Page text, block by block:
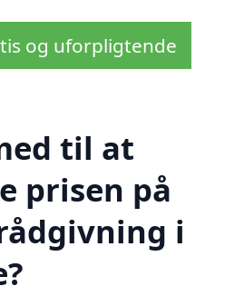
og uforpligtende
til at
prisen på
i